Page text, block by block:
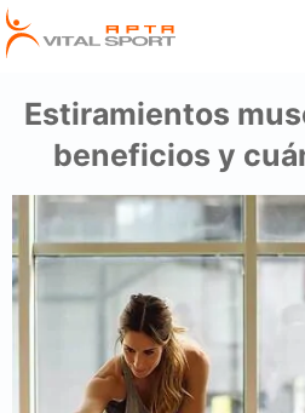
Estiramientos
beneficios y